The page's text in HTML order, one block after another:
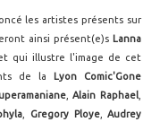
les artistes présents sur
ainsi présent(e)s Lanna
qui illustre l'image de cet
de la Lyon Comic'Gone
,Alain Raphael
Gregory Ploye,Audrey